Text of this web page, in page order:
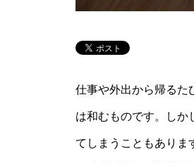
仕事や外出から帰るた
は和むものです。しか
てしまうこともありま